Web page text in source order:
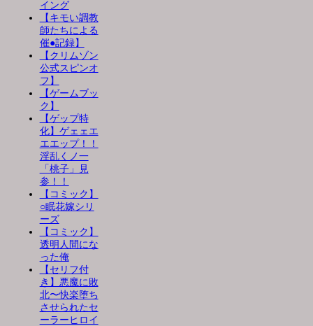
イング
【キモい調教
師たちによる
催●記録】
【クリムゾン
公式スピンオ
フ】
【ゲームブッ
ク】
【ゲップ特
化】ゲェェエ
エエップ！！
淫乱くノ一
「桃子」見
参！！
【コミック】
○眠花嫁シリ
ーズ
【コミック】
透明人間にな
った俺
【セリフ付
き】悪魔に敗
北〜快楽堕ち
させられたセ
ーラーヒロイ